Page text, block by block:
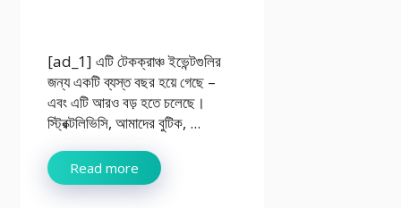
[ad_1] এটি টেকক্রাঞ্চ ইভেন্টগুলির
জন্য একটি ব্যস্ত বছর হয়ে গেছে –
এবং এটি আরও বড় হতে চলেছে।
স্ট্রিক্টলিভিসি, আমাদের বুটিক, ...
Read more